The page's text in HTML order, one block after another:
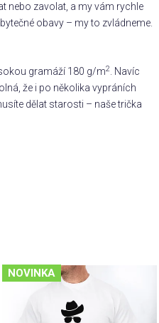
nebo zavolat, a my vám rychle
obavy – my to zvládneme.
gramáží 180 g/m2. Navíc
že i po několika vypráních
dělat starosti – naše trička
NOVINKA